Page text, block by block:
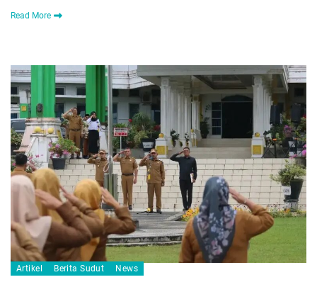
Read More
Artikel Berita Sudut News